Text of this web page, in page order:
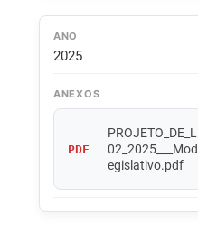
ANO
2025
ANEXOS
PDF
egislativo.pdf